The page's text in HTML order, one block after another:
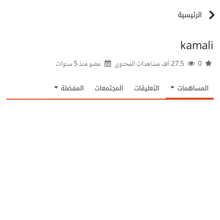
الرئيسية
kamali
عضو منذ5 سنوات
المساهمات التعليقات المجتمعات المفضلة